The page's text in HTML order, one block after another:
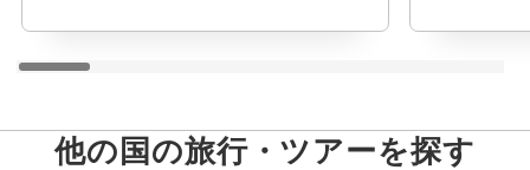
他の国の旅行・ツアーを探す